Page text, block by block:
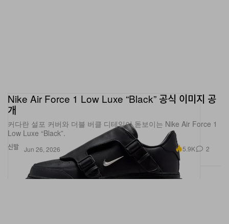
신발
Nike Air Force 1 Low Luxe “Black” 공식 이미지 공
개
커다란 설포 커버와 더블 버클 디테일이 돋보이는 Nike Air Force 1
Low Luxe “Black”.
Jun 26, 2026 5.9K 2